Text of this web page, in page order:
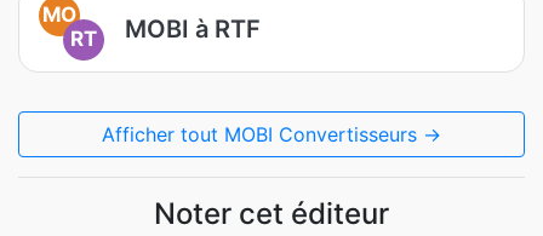
MO
RT
MOBI à RTF
Afficher tout MOBI Convertisseurs →
Noter cet éditeur